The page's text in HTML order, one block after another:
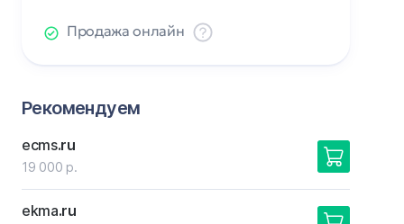
Продажа онлайн
Рекомендуем
ecms.ru
19 000 р.
ekma.ru